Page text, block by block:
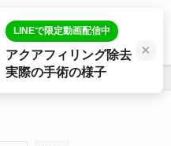
LINE相談 症例写真
×
LINEで限定動画配信中
アクアフィリング除去
実際の手術の様子